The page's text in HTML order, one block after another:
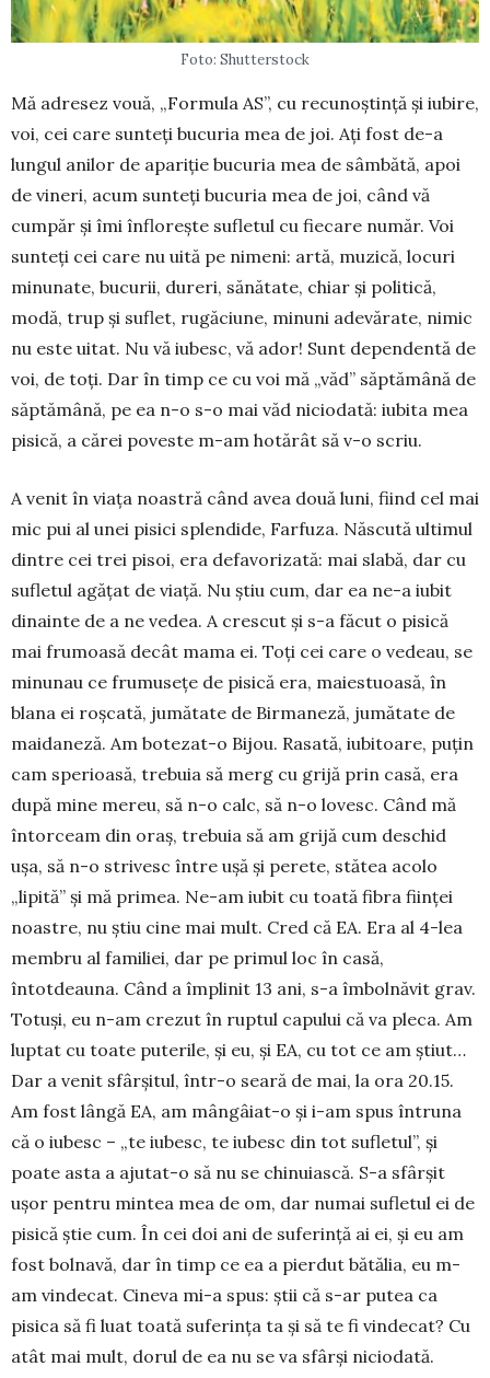
Foto: Shutterstock
Mă adresez vouă, „Formula AS”, cu recunoștință și iubire,
voi, cei care sunteți bucuria mea de joi. Ați fost de-a
lungul anilor de apariție bucuria mea de sâmbătă, apoi
de vineri, acum sunteți bucuria mea de joi, când vă
cumpăr și îmi înflorește sufletul cu fiecare număr. Voi
sunteți cei care nu uită pe nimeni: artă, muzică, locuri
minunate, bucurii, dureri, sănătate, chiar și po­litică,
modă, trup și suflet, rugăciune, minuni adevărate, nimic
nu este uitat. Nu vă iubesc, vă ador! Sunt dependentă de
voi, de toți. Dar în timp ce cu voi mă „văd” săptămână de
săptămână, pe ea n-o s-o mai văd ni­ciodată: iubita mea
pisi­că, a cărei poveste m-am ho­tă­­rât să v-o scriu.
A venit în viața noas­tră când avea două luni, fiind cel mai
mic pui al unei pisici splen­dide, Far­fuza. Născută ultimul
din­tre cei trei pi­soi, era defa­vorizată: mai slabă, dar cu
su­fletul agățat de viață. Nu știu cum, dar ea ne-a iubit
dinainte de a ne vedea. A crescut și s-a fă­cut o pisică
mai fru­moasă decât mama ei. Toți cei care o vedeau, se
minunau ce frumu­sețe de pisică era, ma­iestuoasă, în
blana ei roșcată, ju­mă­tate de Bir­maneză, jumătate de
maidaneză. Am botezat-o Bijou. Rasată, iubitoare, puțin
cam sperioa­să, trebuia să merg cu grijă prin casă, era
după mine me­reu, să n-o calc, să n-o lovesc. Când mă
în­torceam din oraș, trebuia să am grijă cum deschid
ușa, să n-o strivesc între ușă și perete, stătea acolo
„lipită” și mă primea. Ne-am iubit cu toată fibra ființei
noastre, nu știu cine mai mult. Cred că EA. Era al 4-lea
membru al fa­miliei, dar pe primul loc în casă,
întotdeauna. Când a împlinit 13 ani, s-a îmbolnăvit grav.
Totuși, eu n-am crezut în ruptul capului că va pleca. Am
luptat cu toate puterile, și eu, și EA, cu tot ce am știut…
Dar a venit sfârșitul, într-o seară de mai, la ora 20.15.
Am fost lângă EA, am mângâiat-o și i-am spus întruna
că o iubesc – „te iubesc, te iubesc din tot su­fle­tul”, și
poate asta a aju­tat-o să nu se chi­nuiască. S-a sfârșit
ușor pentru mintea mea de om, dar nu­mai sufletul ei de
pi­sică știe cum. În cei doi ani de suferință ai ei, și eu am
fost bolnavă, dar în timp ce ea a pier­dut bătălia, eu m-
am vindecat. Cineva mi-a spus: știi că s-ar putea ca
pisica să fi luat toată suferința ta și să te fi vindecat? Cu
atât mai mult, dorul de ea nu se va sfârși niciodată.